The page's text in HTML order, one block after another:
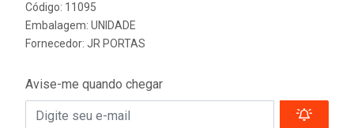
Código: 11095
Embalagem: UNIDADE
Fornecedor: JR PORTAS
Avise-me quando chegar